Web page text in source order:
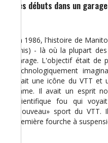
Les débuts dans un garage
En 1986, l'histoire de
Unis) - là où la plupart
garage. L'objectif était de
technologiquement
était une icône du VTT
Fame. Il avait un esprit
scientifique fou qui
«nouveau» sport du
première fourche à